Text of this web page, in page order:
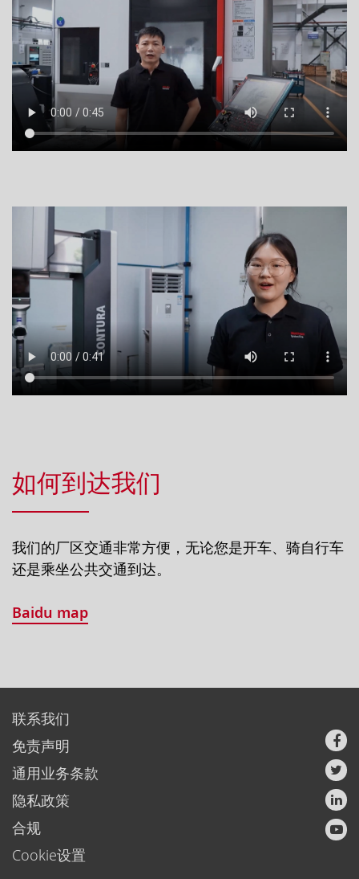
如何到达我们
我们的厂区交通非常方便，无论您是开车、骑自行车
还是乘坐公共交通到达。
Baidu map
联系我们
免责声明
通用业务条款
隐私政策
合规
Cookie设置